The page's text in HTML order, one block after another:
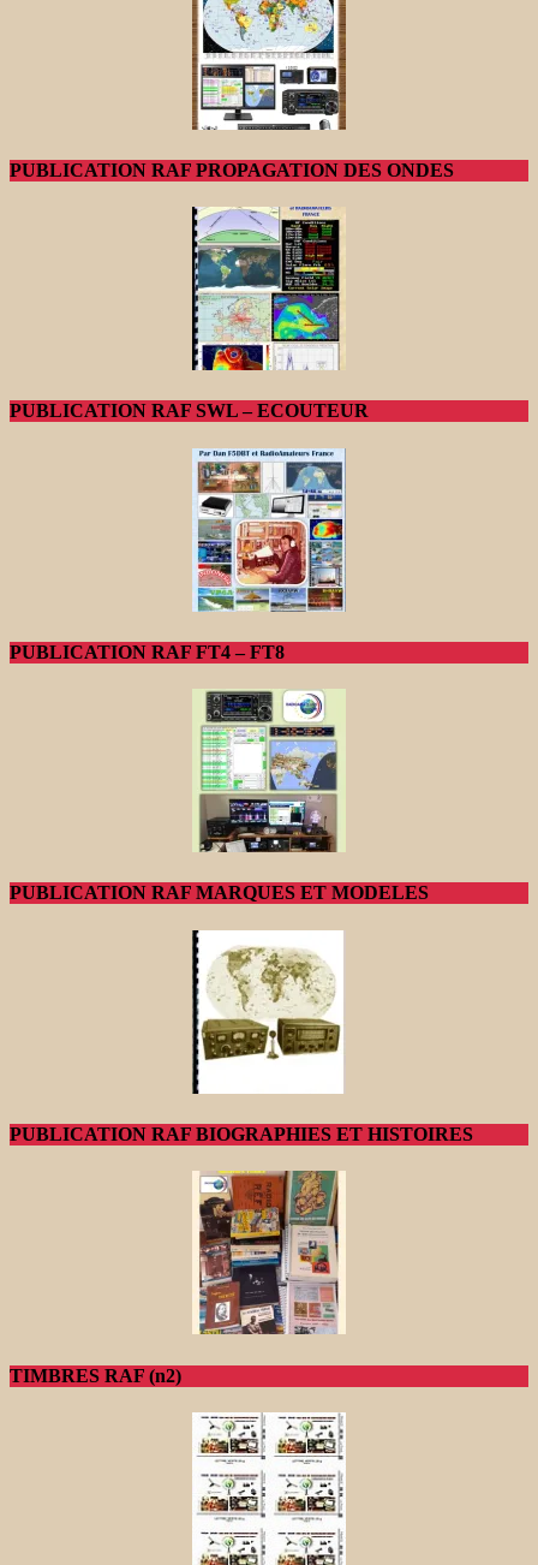
PUBLICATION RAF PROPAGATION DES ONDES
PUBLICATION RAF SWL – ECOUTEUR
PUBLICATION RAF FT4 – FT8
PUBLICATION RAF MARQUES ET MODELES
PUBLICATION RAF BIOGRAPHIES ET HISTOIRES
TIMBRES RAF (n2)